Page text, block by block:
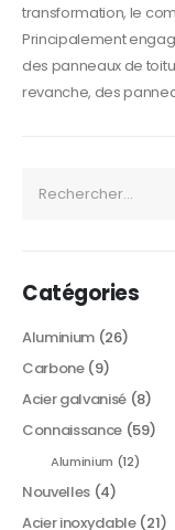
transformation, le
Principalement
des panneaux de
revanche, des
Catégories
Aluminium (26)
Carbone(9)
Acier galvanisé (8)
Connaissance (59)
Aluminium (12)
Nouvelles (4)
Acier inoxydable(21)